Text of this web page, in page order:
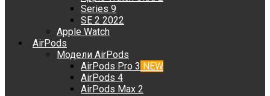
Series 9
SE 2 2022
Apple Watch
AirPods
Модели AirPods
AirPods Pro 3 NEW
AirPods 4
AirPods Max 2